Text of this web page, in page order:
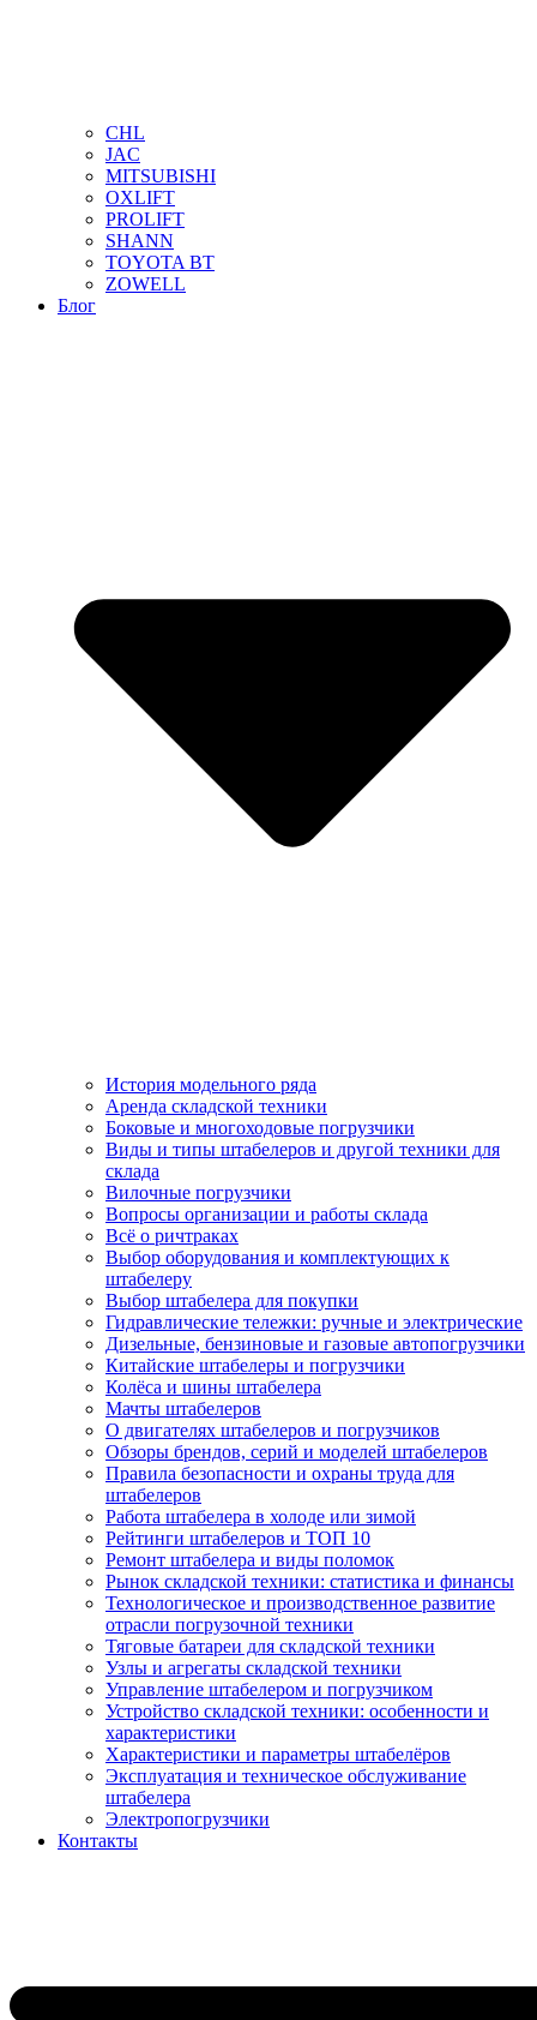
CHL
JAC
MITSUBISHI
OXLIFT
PROLIFT
SHANN
TOYOTA BT
ZOWELL
Блог
История модельного ряда
Аренда складской техники
Боковые и многоходовые погрузчики
Виды и типы штабелеров и другой техники для
склада
Вилочные погрузчики
Вопросы организации и работы склада
Всё о ричтраках
Выбор оборудования и комплектующих к
штабелеру
Выбор штабелера для покупки
Гидравлические тележки: ручные и электрические
Дизельные, бензиновые и газовые автопогрузчики
Китайские штабелеры и погрузчики
Колёса и шины штабелера
Мачты штабелеров
О двигателях штабелеров и погрузчиков
Обзоры брендов, серий и моделей штабелеров
Правила безопасности и охраны труда для
штабелеров
Работа штабелера в холоде или зимой
Рейтинги штабелеров и ТОП 10
Ремонт штабелера и виды поломок
Рынок складской техники: статистика и финансы
Технологическое и производственное развитие
отрасли погрузочной техники
Тяговые батареи для складской техники
Узлы и агрегаты складской техники
Управление штабелером и погрузчиком
Устройство складской техники: особенности и
характеристики
Характеристики и параметры штабелёров
Эксплуатация и техническое обслуживание
штабелера
Электропогрузчики
Контакты